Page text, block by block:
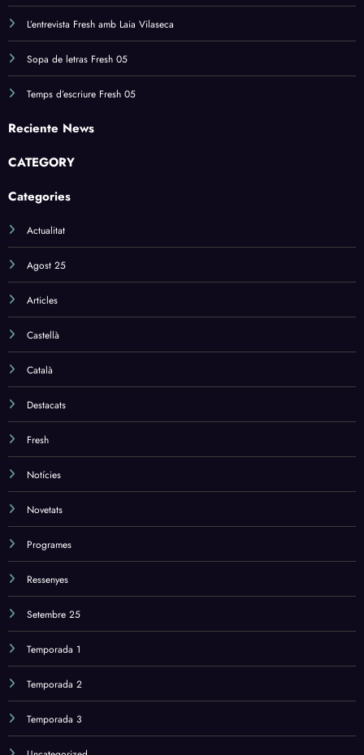
L’entrevista Fresh amb Laia Vilaseca
Sopa de letras Fresh 05
Temps d’escriure Fresh 05
Reciente News
CATEGORY
Categories
Actualitat
Agost 25
Articles
Castellà
Català
Destacats
Fresh
Notícies
Novetats
Programes
Ressenyes
Setembre 25
Temporada 1
Temporada 2
Temporada 3